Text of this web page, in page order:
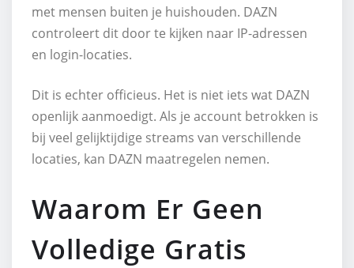
met mensen buiten je huishouden. DAZN
controleert dit door te kijken naar IP-adressen
en login-locaties.
Dit is echter officieus. Het is niet iets wat DAZN
openlijk aanmoedigt. Als je account betrokken is
bij veel gelijktijdige streams van verschillende
locaties, kan DAZN maatregelen nemen.
Waarom Er Geen
Volledige Gratis